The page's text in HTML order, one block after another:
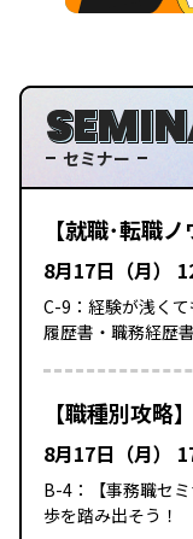
セミナー
【就職･転職ノ
8月17日（月）
C-9：経験が浅く
履歴書・職務経歴
【職種別攻略】
8月17日（月）
B-4：【事務職セ
歩を踏み出そう！